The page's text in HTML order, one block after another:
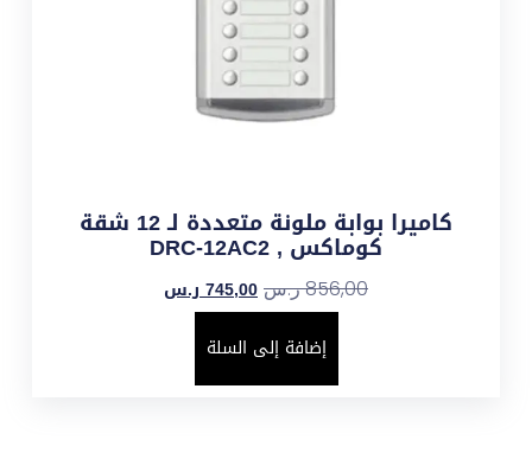
كاميرا بوابة ملونة متعددة لـ 12 شقة
كوماكس , DRC-12AC2
856,00ر.س 745,00 ر.س
إضافة إلى السلة